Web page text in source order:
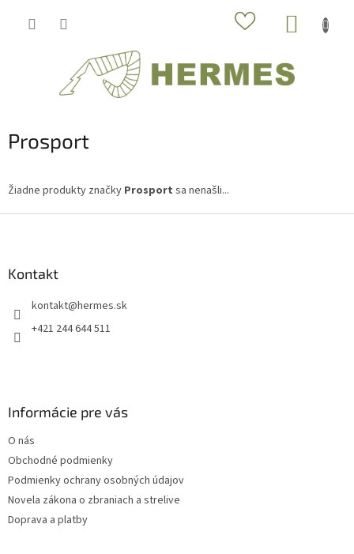
Prosport
Žiadne produkty značky Prosport sa nenašli...
Kontakt
kontakt@hermes.sk
+421 244 644 511
Informácie pre vás
O nás
Obchodné podmienky
Podmienky ochrany osobných údajov
Novela zákona o zbraniach a strelive
Doprava a platby